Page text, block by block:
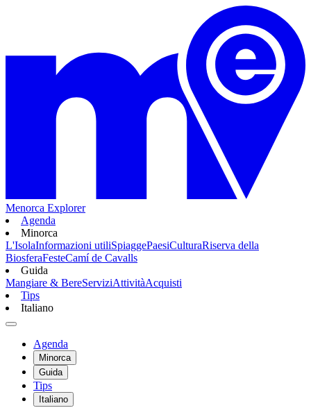
Menorca Explorer
Agenda
Minorca
L'IsolaInformazioni utiliSpiaggePaesiCulturaRiserva della
BiosferaFesteCamí de Cavalls
Guida
Mangiare & BereServiziAttivitàAcquisti
Tips
Italiano
Agenda
Minorca
Guida
Tips
Italiano